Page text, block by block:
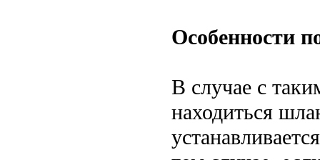
Особенности
В случае с
находиться